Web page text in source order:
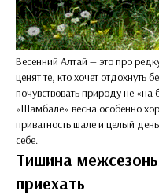
Весенний Алтай — это про
ценят те, кто хочет отдохнуть
почувствовать природу не
«Шамбале» весна особенно
приватность шале и целый
себе.
Тишина
приехать